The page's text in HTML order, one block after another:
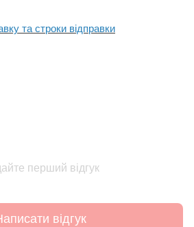
та строки відправки
перший відгук
відгук